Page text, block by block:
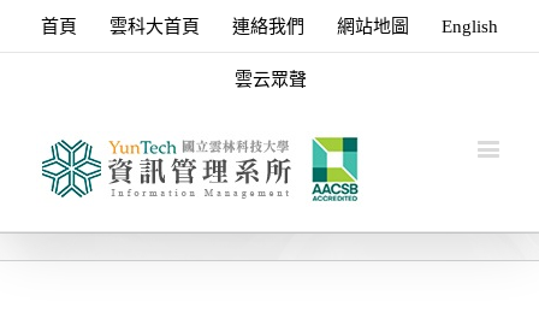
首頁 雲科大首頁 連絡我們 網站地圖 English
雲云眾聲